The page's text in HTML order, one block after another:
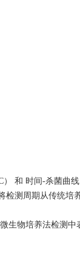
和 时间-杀菌曲
检测周期从传统培
生物培养法检测中